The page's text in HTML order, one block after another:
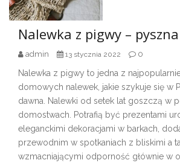
Nalewka z pigwy –
admin 13 stycznia 2022 0
Nalewka z pigwy to jedna z
domowych nalewek, jakie szykuje się w
dawna. Nalewki od setek lat goszczą w
domostwach. Potrafią być prezentami
eleganckimi dekoracjami w barkach,
przewodnim w spotkaniach z bliskimi a
wzmacniającymi odporność głównie w